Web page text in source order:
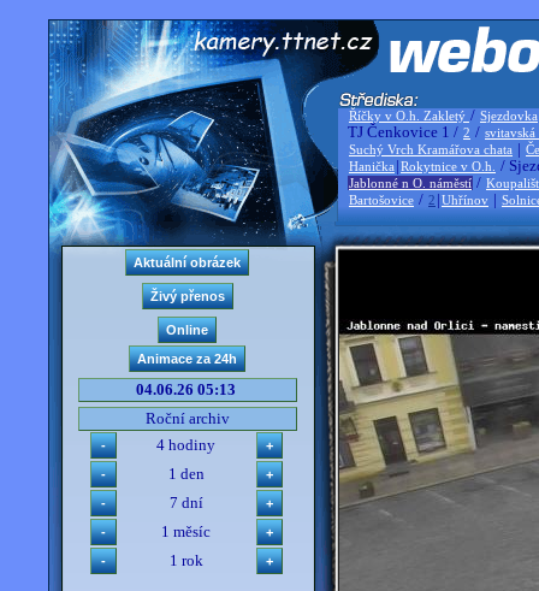
Říčky v O.h. Zakletý / Sjezdovka
TJ Čenkovice 1 / 2 / svitavská
Suchý Vrch Kramářova chata |
Hanička |Rokytnice v O.h. /
Jablonné n O. náměstí /
Bartošovice / 2 |Uhřínov |
04.06.26 05:13
Roční archiv
4 hodiny
1 den
7 dní
1 měsíc
1 rok